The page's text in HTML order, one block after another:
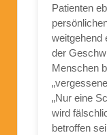
Patienten
weitgehend
der
Menschen
„Nur eine
wird
betroffen